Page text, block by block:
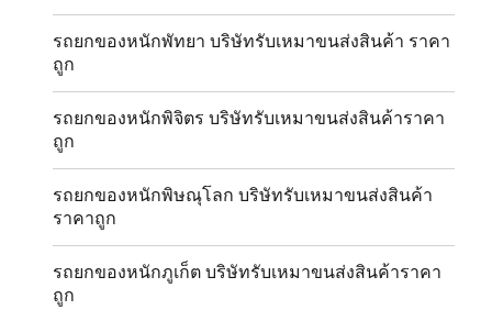
รถยกของหนักพัทยา บริษัทรับเหมาขนส่งสินค้า ราคา
ถูก
รถยกของหนักพิจิตร บริษัทรับเหมาขนส่งสินค้าราคา
ถูก
รถยกของหนักพิษณุโลก บริษัทรับเหมาขนส่งสินค้า
ราคาถูก
รถยกของหนักภูเก็ต บริษัทรับเหมาขนส่งสินค้าราคา
ถูก